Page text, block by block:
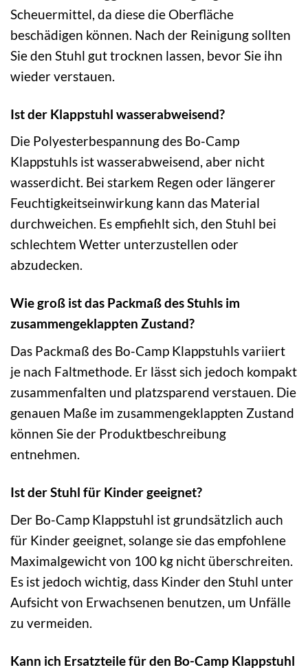
Scheuermittel, da diese die Oberfläche
beschädigen können. Nach der Reinigung sollten
Sie den Stuhl gut trocknen lassen, bevor Sie ihn
wieder verstauen.
Ist der Klappstuhl wasserabweisend?
Die Polyesterbespannung des Bo-Camp
Klappstuhls ist wasserabweisend, aber nicht
wasserdicht. Bei starkem Regen oder längerer
Feuchtigkeitseinwirkung kann das Material
durchweichen. Es empfiehlt sich, den Stuhl bei
schlechtem Wetter unterzustellen oder
abzudecken.
Wie groß ist das Packmaß des Stuhls im
zusammengeklappten Zustand?
Das Packmaß des Bo-Camp Klappstuhls variiert
je nach Faltmethode. Er lässt sich jedoch kompakt
zusammenfalten und platzsparend verstauen. Die
genauen Maße im zusammengeklappten Zustand
können Sie der Produktbeschreibung
entnehmen.
Ist der Stuhl für Kinder geeignet?
Der Bo-Camp Klappstuhl ist grundsätzlich auch
für Kinder geeignet, solange sie das empfohlene
Maximalgewicht von 100 kg nicht überschreiten.
Es ist jedoch wichtig, dass Kinder den Stuhl unter
Aufsicht von Erwachsenen benutzen, um Unfälle
zu vermeiden.
Kann ich Ersatzteile für den Bo-Camp Klappstuhl